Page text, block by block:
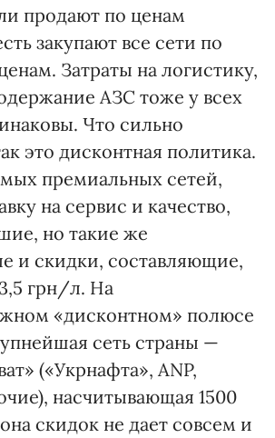
продают по ценам
закупают все сети по
Затраты на логистику,
АЗС тоже у всех
Что сильно
это дисконтная политика.
премиальных сетей,
на сервис и качество,
но такие же
и скидки, составляющие,
грн/л. На
«дисконтном» полюсе
сеть страны —
(«Укрнафта», ANP,
насчитывающая 1500
скидок не дает совсем и